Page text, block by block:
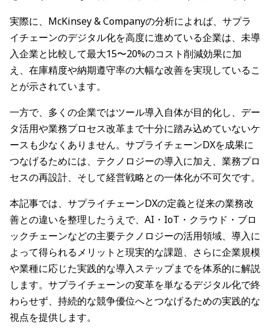
実際に、McKinsey & Companyの分析によれば、サプラ
イチェーンのデジタル化を高度に進めている企業は、未導
入企業と比較して最大15〜20%のコスト削減効果に加
え、在庫精度や納期遵守率の大幅な改善を実現しているこ
とが示されています。
一方で、多くの企業ではツール導入自体が目的化し、デー
タ活用や業務プロセス改革まで十分に踏み込めていないケ
ースも少なくありません。サプライチェーンDXを成果に
つなげるためには、テクノロジーの導入に加え、業務プロ
セスの再設計、そして経営戦略との一体化が不可欠です。
本記事では、サプライチェーンDXの定義と従来の業務改
善との違いを整理したうえで、AI・IoT・クラウド・ブロ
ックチェーンなどの主要テクノロジーの活用領域、導入に
よって得られるメリットと現実的な課題、さらに企業規模
や業種に応じた実践的な導入ステップまでを体系的に解説
します。サプライチェーンの変革を単なるデジタル化で終
わらせず、持続的な競争優位へとつなげるための実践的な
視点を提供します。